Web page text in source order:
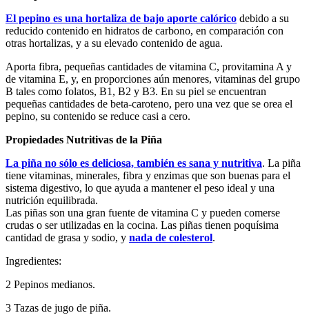
El pepino es una hortaliza de bajo aporte calórico debido a su
reducido contenido en hidratos de carbono, en comparación con
otras hortalizas, y a su elevado contenido de agua.
Aporta fibra, pequeñas cantidades de vitamina C, provitamina A y
de vitamina E, y, en proporciones aún menores, vitaminas del grupo
B tales como folatos, B1, B2 y B3. En su piel se encuentran
pequeñas cantidades de beta-caroteno, pero una vez que se orea el
pepino, su contenido se reduce casi a cero.
Propiedades Nutritivas de la Piña
La piña no sólo es deliciosa, también es sana y nutritiva. La piña
tiene vitaminas, minerales, fibra y enzimas que son buenas para el
sistema digestivo, lo que ayuda a mantener el peso ideal y una
nutrición equilibrada.
Las piñas son una gran fuente de vitamina C y pueden comerse
crudas o ser utilizadas en la cocina. Las piñas tienen poquísima
cantidad de grasa y sodio, y nada de colesterol.
Ingredientes:
2 Pepinos medianos.
3 Tazas de jugo de piña.